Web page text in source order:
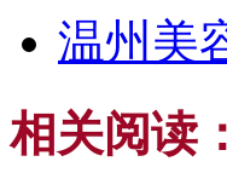
温州美
相关阅读：